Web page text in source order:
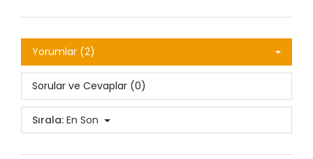
Yorumlar (2)
Sorular ve Cevaplar (0)
Sırala: En Son